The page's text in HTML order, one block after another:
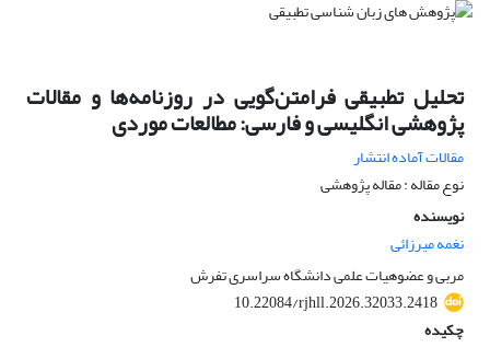
تحلیل تطبیقی فرامتن‌گویی در روزنامه‌ها و مقالات
پژوهشی انگلیسی و فارسی: مطالعات موردی
مقالات آماده انتشار
نوع مقاله : مقاله پژوهشی
نویسنده
نغمه میرزائی
مربی و عضوهیات علمی دانشگاه سراسری تفرش
10.22084/rjhll.2026.32033.2418
چکیده